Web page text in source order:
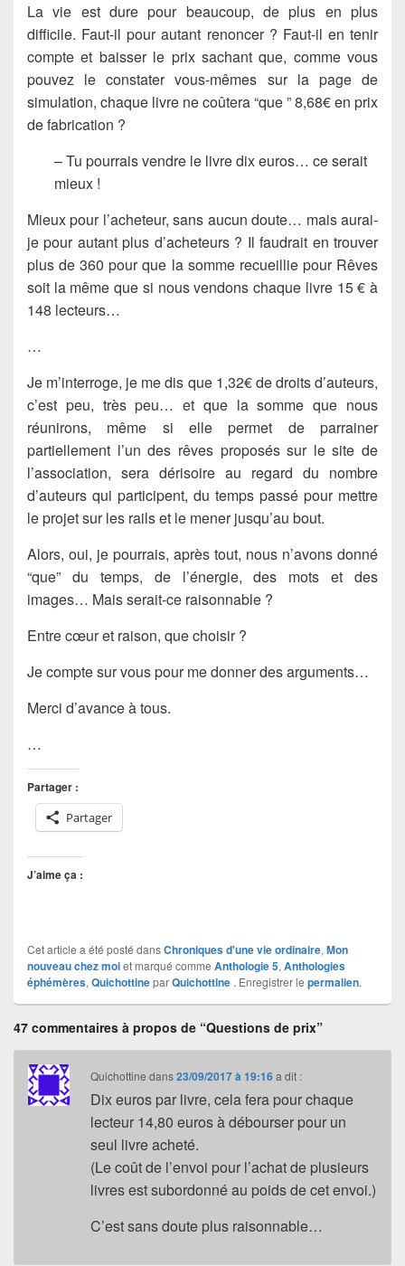
La vie est dure pour beaucoup, de plus en plus
difficile. Faut-il pour autant renoncer ? Faut-il en tenir
compte et baisser le prix sachant que, comme vous
pouvez le constater vous-mêmes sur la page de
simulation, chaque livre ne coûtera “que ” 8,68€ en prix
de fabrication ?
– Tu pourrais vendre le livre dix euros… ce serait
mieux !
Mieux pour l’acheteur, sans aucun doute… mais aurai-
je pour autant plus d’acheteurs ? Il faudrait en trouver
plus de 360 pour que la somme recueillie pour Rêves
soit la même que si nous vendons chaque livre 15 € à
148 lecteurs…
…
Je m’interroge, je me dis que 1,32€ de droits d’auteurs,
c’est peu, très peu… et que la somme que nous
réunirons, même si elle permet de parrainer
partiellement l’un des rêves proposés sur le site de
l’association, sera dérisoire au regard du nombre
d’auteurs qui participent, du temps passé pour mettre
le projet sur les rails et le mener jusqu’au bout.
Alors, oui, je pourrais, après tout, nous n’avons donné
“que” du temps, de l’énergie, des mots et des
images… Mais serait-ce raisonnable ?
Entre cœur et raison, que choisir ?
Je compte sur vous pour me donner des arguments…
Merci d’avance à tous.
…
Partager :
Partager
J’aime ça :
Cet article a été posté dansChroniques d'une vie ordinaire, Mon
nouveau chez moiet marqué comme Anthologie 5, Anthologies
éphémères, QuichottineparQuichottine . Enregistrer le permalien.
47 commentaires à propos de “Questions de prix”
Quichottine dans23/09/2017 à 19:16 a dit :
Dix euros par livre, cela fera pour chaque
lecteur 14,80 euros à débourser pour un
seul livre acheté.
(Le coût de l’envoi pour l’achat de plusieurs
livres est subordonné au poids de cet envoi.)
C’est sans doute plus raisonnable…